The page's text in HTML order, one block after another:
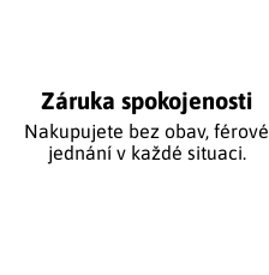
Záruka spokojenosti
Nakupujete bez obav, férové
jednání v každé situaci.